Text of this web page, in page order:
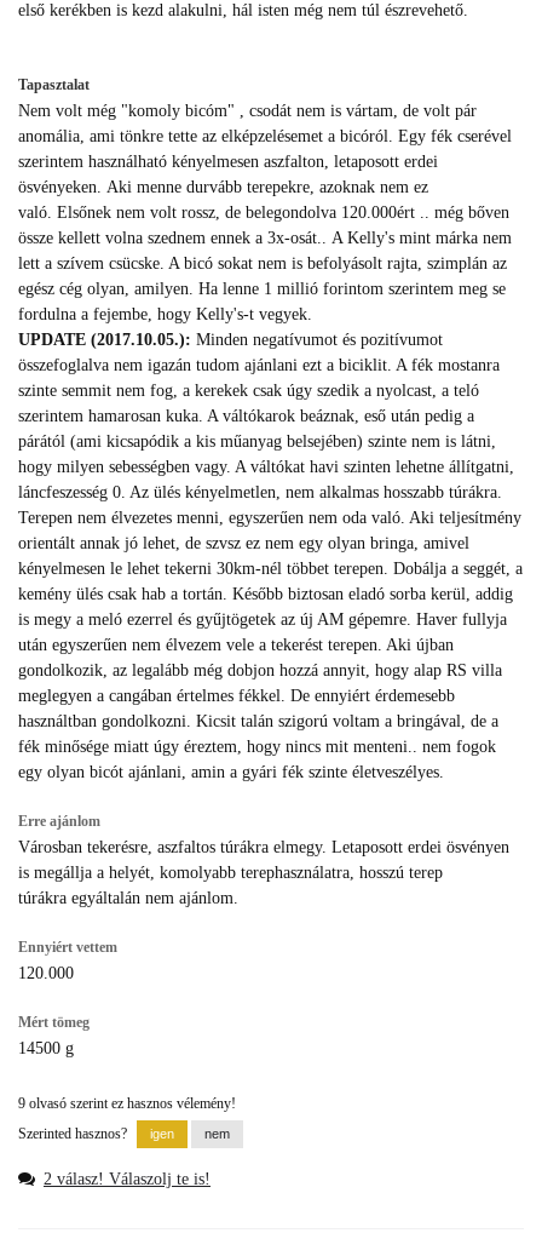
első kerékben is kezd alakulni, hál isten még nem túl észrevehető.
Tapasztalat
Nem volt még "komoly bicóm" , csodát nem is vártam, de volt pár
anomália, ami tönkre tette az elképzelésemet a bicóról. Egy fék cserével
szerintem használható kényelmesen aszfalton, letaposott erdei
ösvényeken. Aki menne durvább terepekre, azoknak nem ez
való. Elsőnek nem volt rossz, de belegondolva 120.000ért .. még bőven
össze kellett volna szednem ennek a 3x-osát.. A Kelly's mint márka nem
lett a szívem csücske. A bicó sokat nem is befolyásolt rajta, szimplán az
egész cég olyan, amilyen. Ha lenne 1 millió forintom szerintem meg se
fordulna a fejembe, hogy Kelly's-t vegyek.
UPDATE (2017.10.05.): Minden negatívumot és pozitívumot
összefoglalva nem igazán tudom ajánlani ezt a biciklit. A fék mostanra
szinte semmit nem fog, a kerekek csak úgy szedik a nyolcast, a teló
szerintem hamarosan kuka. A váltókarok beáznak, eső után pedig a
párától (ami kicsapódik a kis műanyag belsejében) szinte nem is látni,
hogy milyen sebességben vagy. A váltókat havi szinten lehetne állítgatni,
láncfeszesség 0. Az ülés kényelmetlen, nem alkalmas hosszabb túrákra.
Terepen nem élvezetes menni, egyszerűen nem oda való. Aki teljesítmény
orientált annak jó lehet, de szvsz ez nem egy olyan bringa, amivel
kényelmesen le lehet tekerni 30km-nél többet terepen. Dobálja a seggét, a
kemény ülés csak hab a tortán. Később biztosan eladó sorba kerül, addig
is megy a meló ezerrel és gyűjtögetek az új AM gépemre. Haver fullyja
után egyszerűen nem élvezem vele a tekerést terepen. Aki újban
gondolkozik, az legalább még dobjon hozzá annyit, hogy alap RS villa
meglegyen a cangában értelmes fékkel. De ennyiért érdemesebb
használtban gondolkozni. Kicsit talán szigorú voltam a bringával, de a
fék minősége miatt úgy éreztem, hogy nincs mit menteni.. nem fogok
egy olyan bicót ajánlani, amin a gyári fék szinte életveszélyes.
Erre ajánlom
Városban tekerésre, aszfaltos túrákra elmegy. Letaposott erdei ösvényen
is megállja a helyét, komolyabb terephasználatra, hosszú terep
túrákra egyáltalán nem ajánlom.
Ennyiért vettem
120.000
Mért tömeg
14500 g
9 olvasó szerint ez hasznos vélemény!
Szerinted hasznos?
2 válasz! Válaszolj te is!